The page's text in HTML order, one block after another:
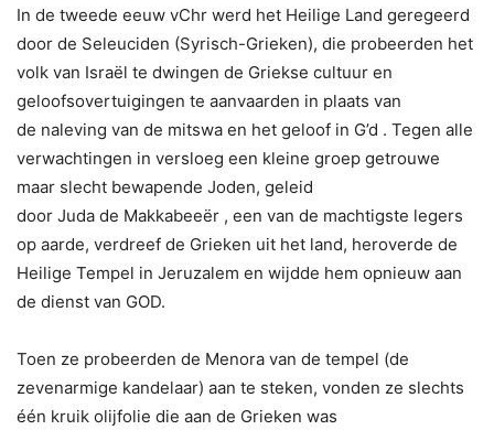
In de tweede eeuw vChr werd het Heilige Land geregeerd
door de Seleuciden (Syrisch-Grieken), die probeerden het
volk van Israël te dwingen de Griekse cultuur en
geloofsovertuigingen te aanvaarden in plaats van
de naleving van de mitswa en het geloof in G’d . Tegen alle
verwachtingen in versloeg een kleine groep getrouwe
maar slecht bewapende Joden, geleid
door Juda de Makkabeeër , een van de machtigste legers
op aarde, verdreef de Grieken uit het land, heroverde de
Heilige Tempel in Jeruzalem en wijdde hem opnieuw aan
de dienst van GOD.
Toen ze probeerden de Menora van de tempel (de
zevenarmige kandelaar) aan te steken, vonden ze slechts
één kruik olijfolie die aan de Grieken was